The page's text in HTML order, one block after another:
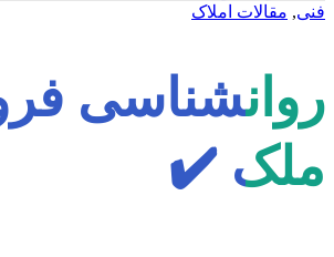
فنی, مقالات املاک
روانشناسی
ملک ✔️